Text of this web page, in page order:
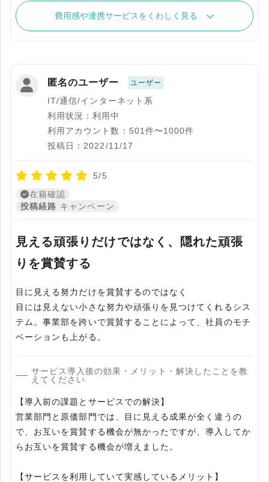
費用感や連携サービスをくわしく見る
匿名のユーザー ユーザー
IT/通信/インターネット系
利用状況：利用中
利用アカウント数：501件〜1000件
投稿日：2022/11/17
5/5
在籍確認
投稿経路 キャンペーン
見える頑張りだけではなく、隠れた頑張
りを賞賛する
目に見える努力だけを賞賛するのではなく
目には見えない小さな努力や頑張りを見つけてくれるシス
テム。事業部を跨いで賞賛することによって、社員のモチ
ベーションも上がる。
サービス導入後の効果・メリット・解決したことを教
えてください
【導入前の課題とサービスでの解決】
営業部門と原価部門では、目に見える成果が全く違うの
で、お互いを賞賛する機会が無かったですが、導入してか
らお互いを賞賛する機会が増えました。
【サービスを利用していて実感しているメリット】